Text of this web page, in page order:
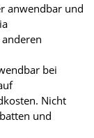
anwendbar und
bei
Nicht
und